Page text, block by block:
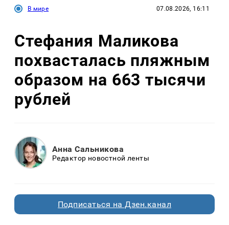
В мире 07.08.2026, 16:11
Стефания Маликова
похвасталась пляжным
образом на 663 тысячи
рублей
Анна Сальникова
Редактор новостной ленты
Подписаться на Дзен.канал